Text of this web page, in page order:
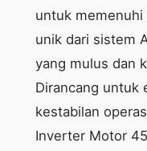
untuk
unik dari sistem
yang mulus dan
Dirancang untuk
kestabilan
Inverter Motor